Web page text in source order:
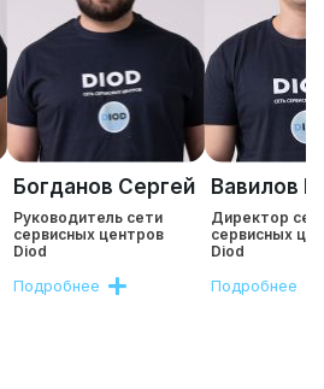
Богданов Сергей
Руководитель сети
сервисных центров
Diod
Подробнее
Вавилов
Директор
сервисных
Diod
Подробнее